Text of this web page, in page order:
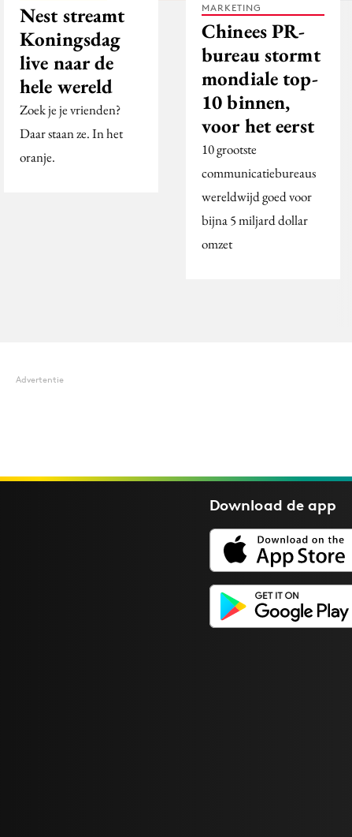
Nest streamt
Koningsdag
live naar de
hele wereld
Zoek je je vrienden?
Daar staan ze. In het
oranje.
MARKETING
Chinees PR-
bureau stormt
mondiale top-
10 binnen,
voor het eerst
10 grootste
communicatiebureaus
wereldwijd goed voor
bijna 5 miljard dollar
omzet
Advertentie
Download deapp